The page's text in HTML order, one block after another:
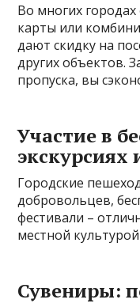
Во многих
карты или
дают скидку на
других объектов.
пропуска, вы
Участие в
Городские
добровольцев,
фестивали –
местной
Сувениры: